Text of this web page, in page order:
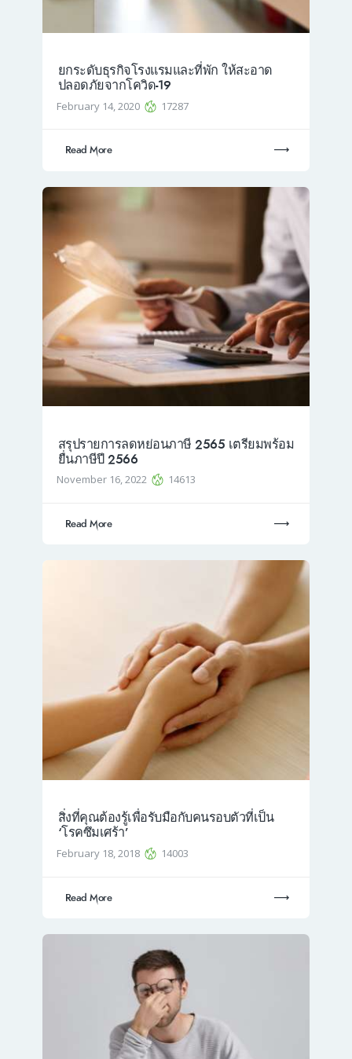
ยกระดับธุรกิจโรงแรมและที่พัก ให้สะอาด
ปลอดภัยจากโควิด-19
February 14, 2020 17287
Read More
สรุปรายการลดหย่อนภาษี 2565 เตรียมพร้อม
ยื่นภาษีปี 2566
November 16, 2022 14613
Read More
สิ่งที่คุณต้องรู้เพื่อรับมือกับคนรอบตัวที่เป็น
‘โรคซึมเศร้า’
February 18, 2018 14003
Read More